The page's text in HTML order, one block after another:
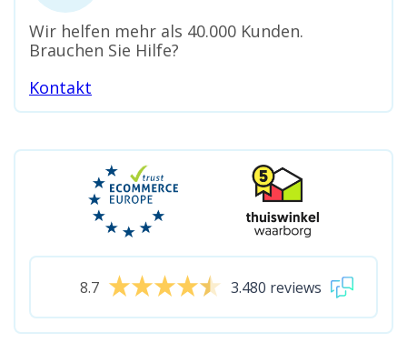
Wir helfen mehr als 40.000 Kunden.
Brauchen Sie Hilfe?
Kontakt
8.7 3.480 reviews